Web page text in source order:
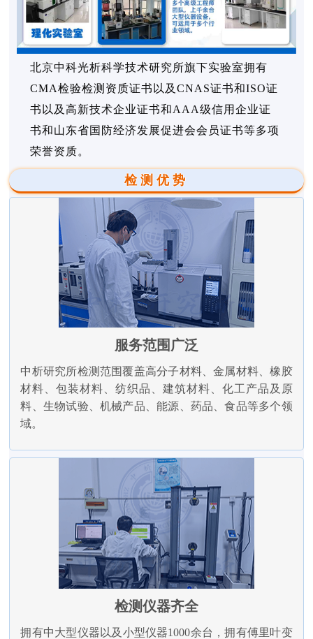
北京中科光析科学技术研究所旗下实验室拥有
CMA检验检测资质证书以及CNAS证书和ISO证
书以及高新技术企业证书和AAA级信用企业证
书和山东省国防经济发展促进会会员证书等多项
荣誉资质。
检测优势
服务范围广泛
中析研究所检测范围覆盖高分子材料、金属材料、橡胶
材料、包装材料、纺织品、建筑材料、化工产品及原
料、生物试验、机械产品、能源、药品、食品等多个领
域。
检测仪器齐全
拥有中大型仪器以及小型仪器1000余台，拥有傅里叶变